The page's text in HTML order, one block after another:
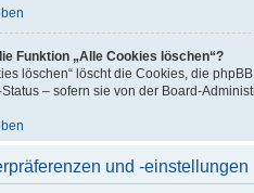
Funktion „Alle Cookies löschen“?
löschen“ löscht die Cookies, die
Status – sofern sie von der Board-
und -einstellungen